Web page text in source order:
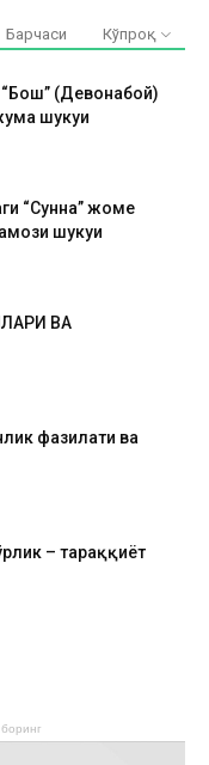
Барчаси Кўпроқ
(Девонабой)
шукуҳи
“Сунна” жоме
шукуҳи
ВА
фазилати ва
– тараққиёт